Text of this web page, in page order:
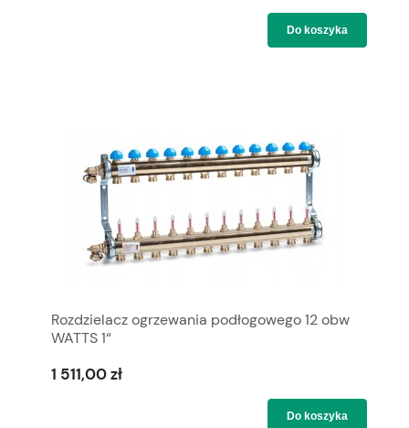
Do koszyka
Rozdzielacz ogrzewania podłogowego 12 obw
WATTS 1“
1 511,00 zł
Do koszyka